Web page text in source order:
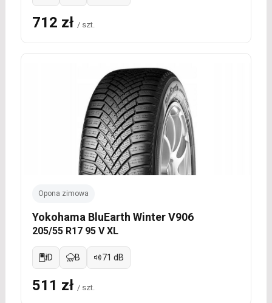
712 zł / szt.
Opona zimowa
Yokohama BluEarth Winter V906
205/55 R17 95 V XL
D B 71 dB
511 zł / szt.